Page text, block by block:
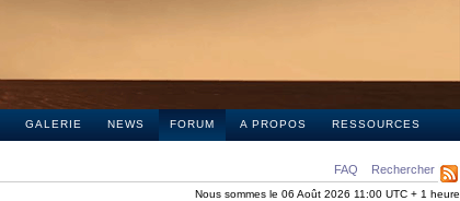
GALERIE NEWS FORUM A PROPOS RESSOURCES
FAQ Rechercher
Nous sommes le 06 Août 2026 11:00 UTC + 1 heure